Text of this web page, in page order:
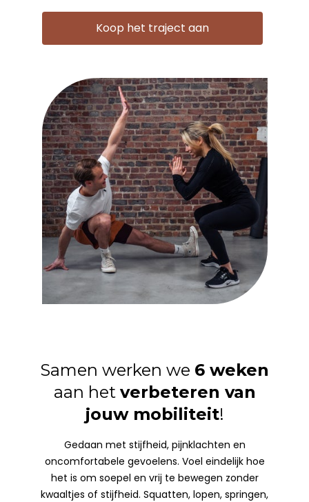
Koop het traject aan
Samen werken we 6 weken
aan het verbeteren van
jouw mobiliteit!
Gedaan met stijfheid, pijnklachten en
oncomfortabele gevoelens. Voel eindelijk hoe
het is om soepel en vrij te bewegen zonder
kwaaltjes of stijfheid. Squatten, lopen, springen,